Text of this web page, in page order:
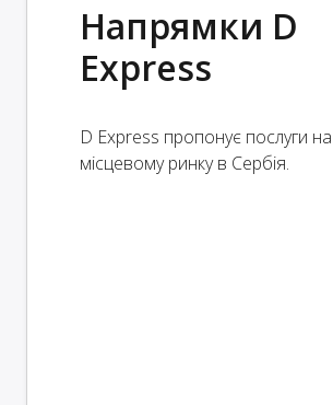
Напрямки D
Express
D Express пропонує послуги на
місцевому ринку в Сербія.